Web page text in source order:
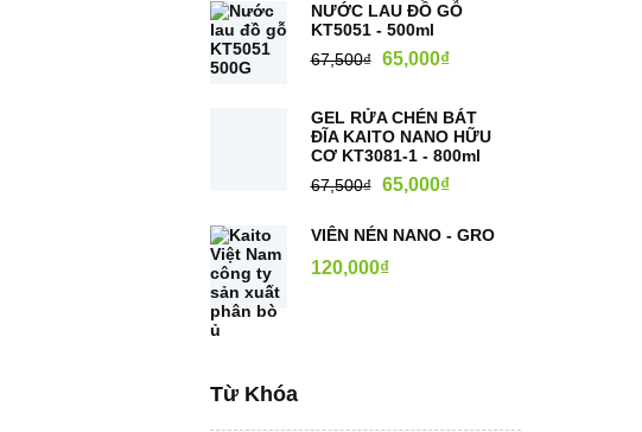
NƯỚC LAU ĐỒ GỖ
KT5051 - 500ml
67,500₫ 65,000₫
GEL RỬA CHÉN BÁT
ĐĨA KAITO NANO HỮU
CƠ KT3081-1 - 800ml
67,500₫ 65,000₫
VIÊN NÉN NANO - GRO
120,000₫
Từ Khóa